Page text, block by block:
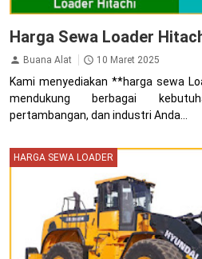
Harga Sewa Loader
Buana Alat 10 Maret 2025
Kami menyediakan **harga sewa
mendukung berbagai
pertambangan, dan industri Anda...
HARGA SEWA LOADER